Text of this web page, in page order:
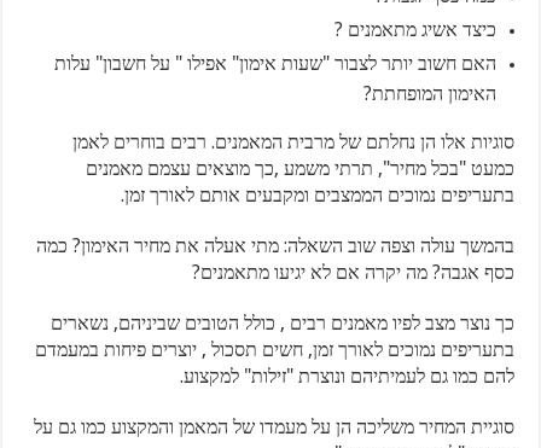
כיצד אשיג מתאמנים ?
האם חשוב יותר לצבור "שעות אימון" אפילו " על חשבון" עלות
האימון המופחתת?
סוגיות אלו הן נחלתם של מרבית המאמנים. רבים בוחרים לאמן
כמעט "בכל מחיר", תרתי משמע ,כך מוצאים עצמם מאמנים
בתעריפים נמוכים הממצבים ומקבעים אותם לאורך זמן.
בהמשך עולה וצפה שוב השאלה: מתי אעלה את מחיר האימון? כמה
כסף אגבה? מה יקרה אם לא יגיעו מתאמנים?
כך נוצר מצב לפיו מאמנים רבים , כולל הטובים שביניהם, נשארים
בתעריפים נמוכים לאורך זמן, חשים תסכול , יוצרים פיחות במעמדם
להם כמו גם לעמיתיהם ונוצרת "זילות" למקצוע.
סוגיית המחיר משליכה הן על מעמדו של המאמן והמקצוע כמו גם על